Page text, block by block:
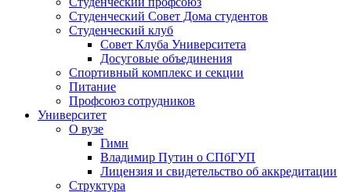
Студенческий Совет Дома студентов
Студенческий клуб
Совет Клуба Университета
Досуговые объединения
Спортивный комплекс и секции
Питание
Профсоюз сотрудников
Университет
О вузе
Гимн
Владимир Путин о СПбГУП
Лицензия и свидетельство об аккредитации
Структура